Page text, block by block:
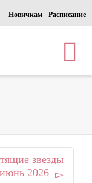
Новичкам Расписание
звезды
июнь 2026